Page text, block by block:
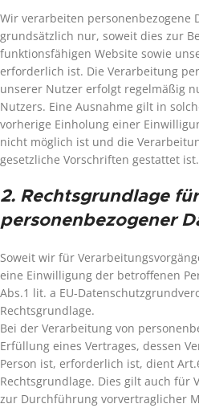
Wir verarbeiten personenbezogene
grundsätzlich nur, soweit dies zur
funktionsfähigen Website sowie
erforderlich ist. Die Verarbeitung
unserer Nutzer erfolgt regelmäßig
Nutzers. Eine Ausnahme gilt in
vorherige Einholung einer
nicht möglich ist und die
gesetzliche Vorschriften gestattet ist.
2. Rechtsgrundlage
personenbezogener
Soweit wir für
eine Einwilligung der betroffenen
Abs.1 lit. a EU-
Rechtsgrundlage.
Bei der Verarbeitung von
Erfüllung eines Vertrages, dessen
Person ist, erforderlich ist, dient
Rechtsgrundlage. Dies gilt auch für
zur Durchführung vorvertraglicher